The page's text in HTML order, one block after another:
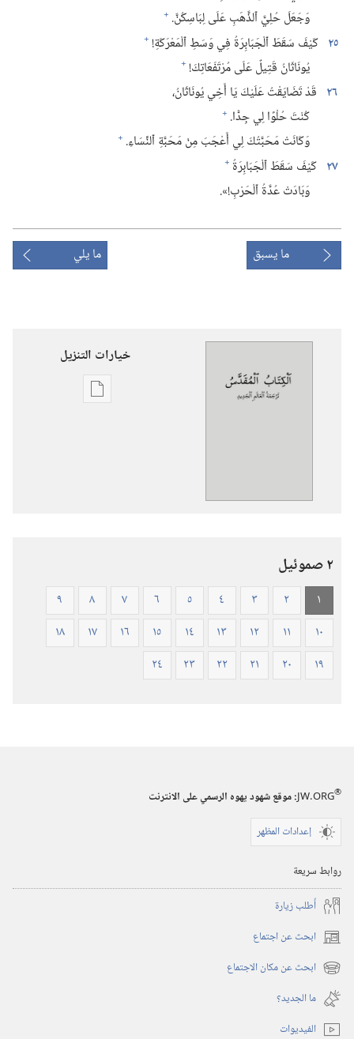
وَجَعَلَ حُلِيَّ ٱلذَّهَبِ عَلَى لِبَاسِكُنَّ.‏ +
٢٥ كَيْفَ سَقَطَ ٱلْجَبَابِرَةُ فِي وَسَطِ ٱلْمَعْرَكَةِ!‏ +
يُونَاثَانُ قَتِيلٌ عَلَى مُرْتَفَعَاتِكَ!‏ +
٢٦ قَدْ تَضَايَقْتُ عَلَيْكَ يَا أَخِي يُونَاثَانُ،‏
كُنْتَ حُلْوًا لِي جِدًّا.‏ +
وَكَانَتْ مَحَبَّتُكَ لِي أَعْجَبَ مِنْ مَحَبَّةِ ٱلنِّسَاءِ.‏ +
٢٧ كَيْفَ سَقَطَ ٱلْجَبَابِرَةُ +
وَبَادَتْ عُدَّةُ ٱلْحَرْبِ!‏».‏
ما يسبق ما يلي
خيارات التنزيل
خيارات
(ورقي
الغلاف)
٢ صموئيل
١ ٢ ٣ ٤ ٥ ٦ ٧ ٨
٩
١٠
١١ ١٢ ١٣ ١٤ ١٥ ١٦ ١٧
١٨
١٩
٢٠ ٢١ ٢٢ ٢٣ ٢٤
JW.ORG®
:‏ موقع شهود يهوه الرسمي على الانترنت
إعدادات المظهر
روابط سريعة
أُطلب زيارة
ابحث عن اجتماع (يفتح
نافذة
جديدة)
ابحث عن مكان الاجتماع (يفتح
نافذة
جديدة)
ما الجديد؟‏
الفيديوات